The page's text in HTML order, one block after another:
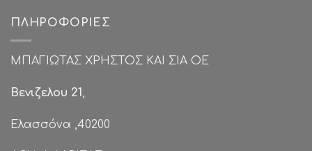
ΠΛΗΡΟΦΟΡΊΕΣ
ΜΠΑΓΙΩΤΑΣ ΧΡΗΣΤΟΣ ΚΑΙ ΣΙΑ ΟΕ
Βενιζελου 21,
Ελασσόνα ,40200